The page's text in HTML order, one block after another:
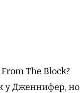
The Block?
у Дженнифер, но